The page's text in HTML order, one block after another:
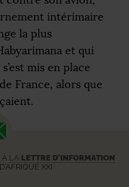
intérimaire
la plus
et qui
mis en place
France, alors que
À LA LETTRE D’INFORMATION
XXI